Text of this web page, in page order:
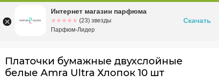
Омскул. Заозерная, 11, к. 1
Платочки бумажные двухслойные
белые Amra Ultra Хлопок 10 шт
Интернет магазин парфюма
☆☆☆☆☆
★★★★★ (23) звезды
Парфюм-Лидер
Скачать